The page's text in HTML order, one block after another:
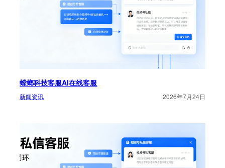
螳螂科技客服AI在线客服
新闻资讯 2026年7月24日